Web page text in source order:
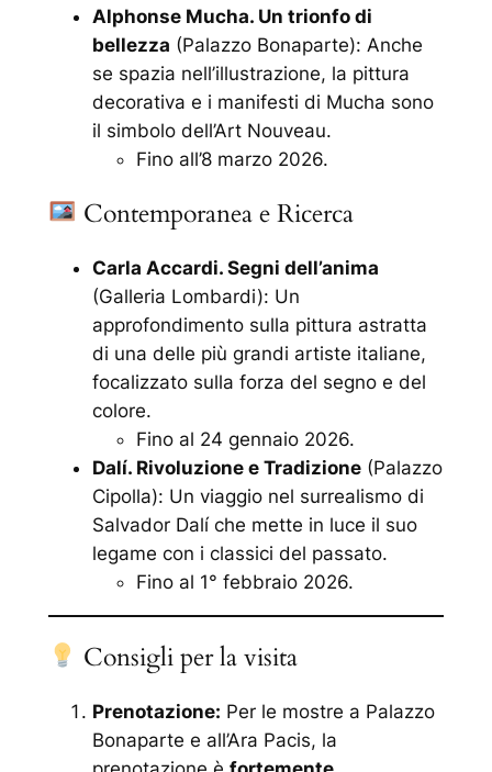
Alphonse Mucha. Un trionfo di
bellezza (Palazzo Bonaparte): Anche
se spazia nell’illustrazione, la pittura
decorativa e i manifesti di Mucha sono
il simbolo dell’Art Nouveau.
Fino all’8 marzo 2026.
Contemporanea e Ricerca
Carla Accardi. Segni dell’anima
(Galleria Lombardi): Un
approfondimento sulla pittura astratta
di una delle più grandi artiste italiane,
focalizzato sulla forza del segno e del
colore.
Fino al 24 gennaio 2026.
Dalí. Rivoluzione e Tradizione(Palazzo
Cipolla): Un viaggio nel surrealismo di
Salvador Dalí che mette in luce il suo
legame con i classici del passato.
Fino al 1° febbraio 2026.
Consigli per la visita
Prenotazione: Per le mostre a Palazzo
Bonaparte e all’Ara Pacis, la